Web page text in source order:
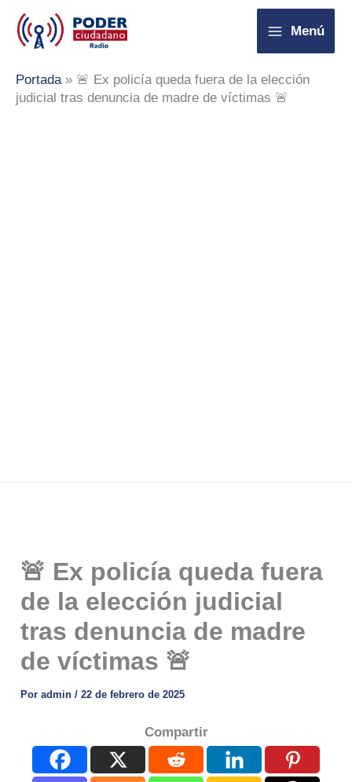
contenido
Menú
Portada» 🚨 Ex policía queda fuera de la elección
judicial tras denuncia de madre de víctimas 🚨
🚨 Ex policía queda fuera
de la elección judicial
tras denuncia de madre
de víctimas 🚨
Poradmin/22 de febrero de 2025
Compartir